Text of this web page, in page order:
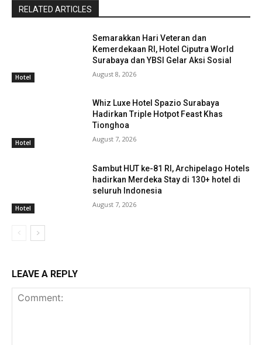
RELATED ARTICLES
Hotel
Semarakkan Hari Veteran dan
Kemerdekaan RI, Hotel Ciputra World
Surabaya dan YBSI Gelar Aksi Sosial
August 8, 2026
Hotel
Whiz Luxe Hotel Spazio Surabaya
Hadirkan Triple Hotpot Feast Khas
Tionghoa
August 7, 2026
Hotel
Sambut HUT ke-81 RI, Archipelago Hotels
hadirkan Merdeka Stay di 130+ hotel di
seluruh Indonesia
August 7, 2026
LEAVE A REPLY